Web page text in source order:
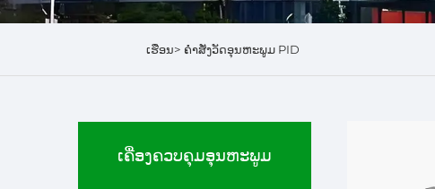
ເຮືອນ> ຄຳສັ່ງວັດອຸນຫະພູມ PID
ເຄື່ອງຄວບຄຸມອຸນຫະພູມ